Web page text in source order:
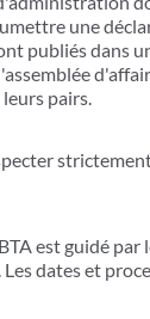
une
publiés dans
pairs.
est guidé
dates et